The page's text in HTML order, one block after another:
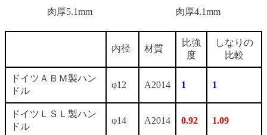
肉厚5.1mm
肉厚4.1mm
内径 材質
比強
度
しなりの
比較
ドイツＡＢＭ製ハン
ドル
φ12 A2014 1 1
ドイツＬＳＬ製ハン
ドル
φ14 A2014 0.92 1.09